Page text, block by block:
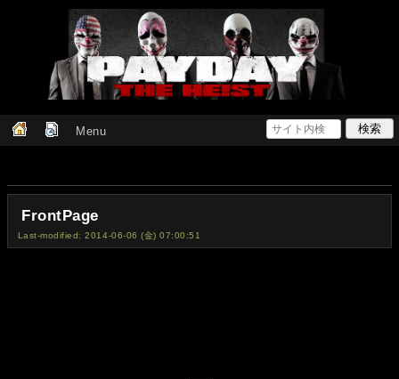
Menu
FrontPage
Last-modified: 2014-06-06 (金) 07:00:51